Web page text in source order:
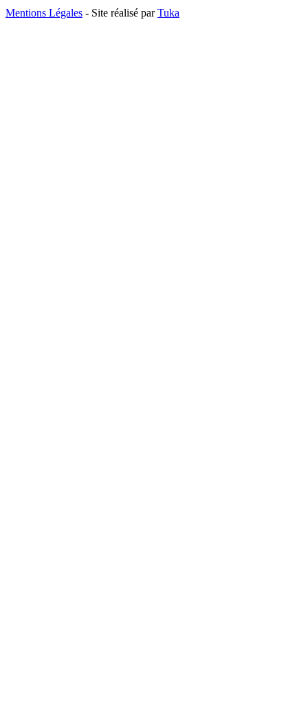
Mentions Légales - Site réalisé parTuka